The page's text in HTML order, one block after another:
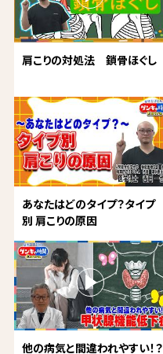
肩こりの対処法 鎖骨ほぐし
あなたはどのタイプ？タイプ
別 肩こりの原因
他の病気と間違われやすい！？